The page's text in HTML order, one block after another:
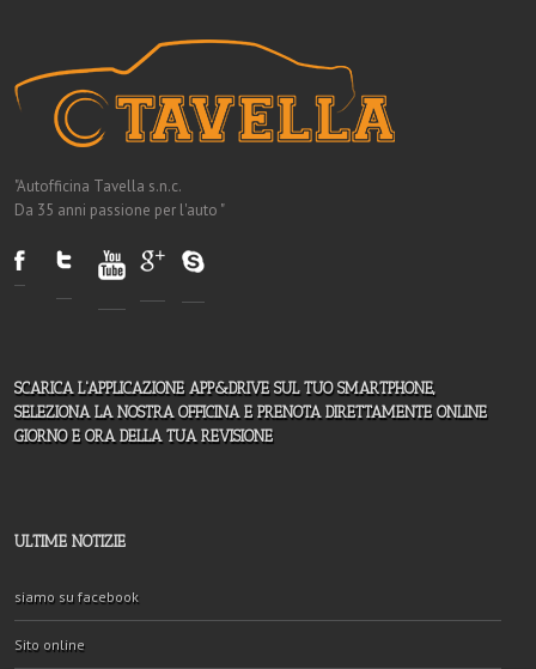
"Autofficina Tavella s.n.c.
Da 35 anni passione per l'auto "
SCARICA L'APPLICAZIONE APP&DRIVE SUL TUO SMARTPHONE,
SELEZIONA LA NOSTRA OFFICINA E PRENOTA DIRETTAMENTE ONLINE
GIORNO E ORA DELLA TUA REVISIONE
ULTIME NOTIZIE
siamo su facebook
Sito online